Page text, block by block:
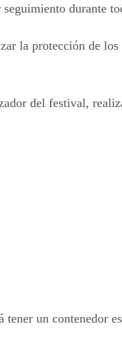
durante
la protección de
del festival,
tener un contenedor